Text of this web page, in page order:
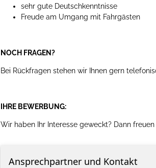
sehr gute Deutschkenntnisse
Freude am Umgang mit Fahrgästen
NOCH FRAGEN?
Bei Rückfragen stehen wir Ihnen gern
IHRE BEWERBUNG:
Wir haben Ihr Interesse geweckt? Dann
Ansprechpartner und Kontakt